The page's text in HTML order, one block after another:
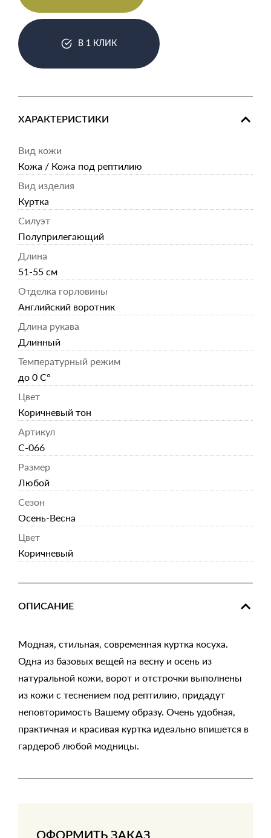
В 1 КЛИК
ХАРАКТЕРИСТИКИ
Вид кожи
Кожа / Кожа под рептилию
Вид изделия
Куртка
Силуэт
Полуприлегающий
Длина
51-55 см
Отделка горловины
Английский воротник
Длина рукава
Длинный
Температурный режим
до 0 С°
Цвет
Коричневый тон
Артикул
С-066
Размер
Любой
Сезон
Осень-Весна
Цвет
Коричневый
ОПИСАНИЕ
Модная, стильная, современная куртка косуха.
Одна из базовых вещей на весну и осень из
натуральной кожи, ворот и отстрочки выполнены
из кожи с теснением под рептилию, придадут
неповторимость Вашему образу. Очень удобная,
практичная и красивая куртка идеально впишется в
гардероб любой модницы.
ОФОРМИТЬ ЗАКАЗ